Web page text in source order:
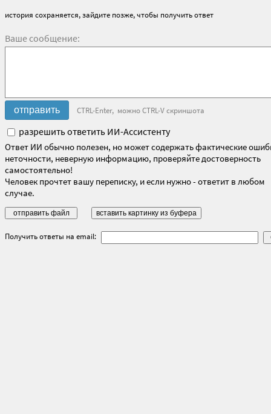
история сохраняется, зайдите позже, чтобы получить ответ
Ваше сообщение:
CTRL-Enter, можно CTRL-V скриншота
разрешить ответить ИИ-Ассистенту
Ответ ИИ обычно полезен, но может содержать фактические
неточности, неверную информацию, проверяйте достоверность
самостоятельно!
Человек прочтет вашу переписку, и если нужно - ответит в любом
случае.
Получить ответы на email: